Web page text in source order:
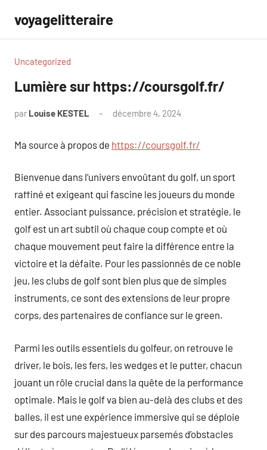
contenu
voyagelitteraire
Uncategorized
Lumière sur https://coursgolf.fr/
par Louise KESTEL décembre 4, 2024
Ma source à propos de https://coursgolf.fr/
Bienvenue dans l’univers envoûtant du golf, un sport
raffiné et exigeant qui fascine les joueurs du monde
entier. Associant puissance, précision et stratégie, le
golf est un art subtil où chaque coup compte et où
chaque mouvement peut faire la différence entre la
victoire et la défaite. Pour les passionnés de ce noble
jeu, les clubs de golf sont bien plus que de simples
instruments, ce sont des extensions de leur propre
corps, des partenaires de confiance sur le green.
Parmi les outils essentiels du golfeur, on retrouve le
driver, le bois, les fers, les wedges et le putter, chacun
jouant un rôle crucial dans la quête de la performance
optimale. Mais le golf va bien au-delà des clubs et des
balles, il est une expérience immersive qui se déploie
sur des parcours majestueux parsemés d’obstacles